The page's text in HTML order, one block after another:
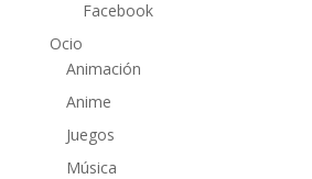
Facebook
Ocio
Animación
Anime
Juegos
Música